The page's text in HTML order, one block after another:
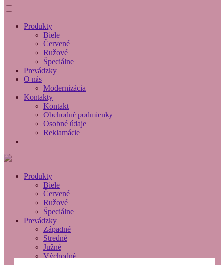
Produkty
Biele
Červené
Ružové
Špeciálne
Prevádzky
O nás
Modernizácia
Kontakty
Kontakt
Obchodné podmienky
Osobné údaje
Reklamácie
Produkty
Biele
Červené
Ružové
Špeciálne
Prevádzky
Západné
Stredné
Južné
Východné